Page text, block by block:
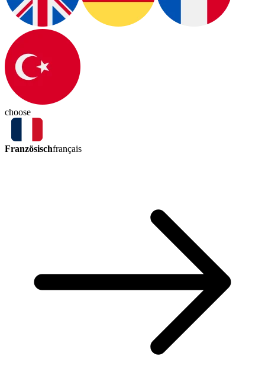
choose
Französischfrançais